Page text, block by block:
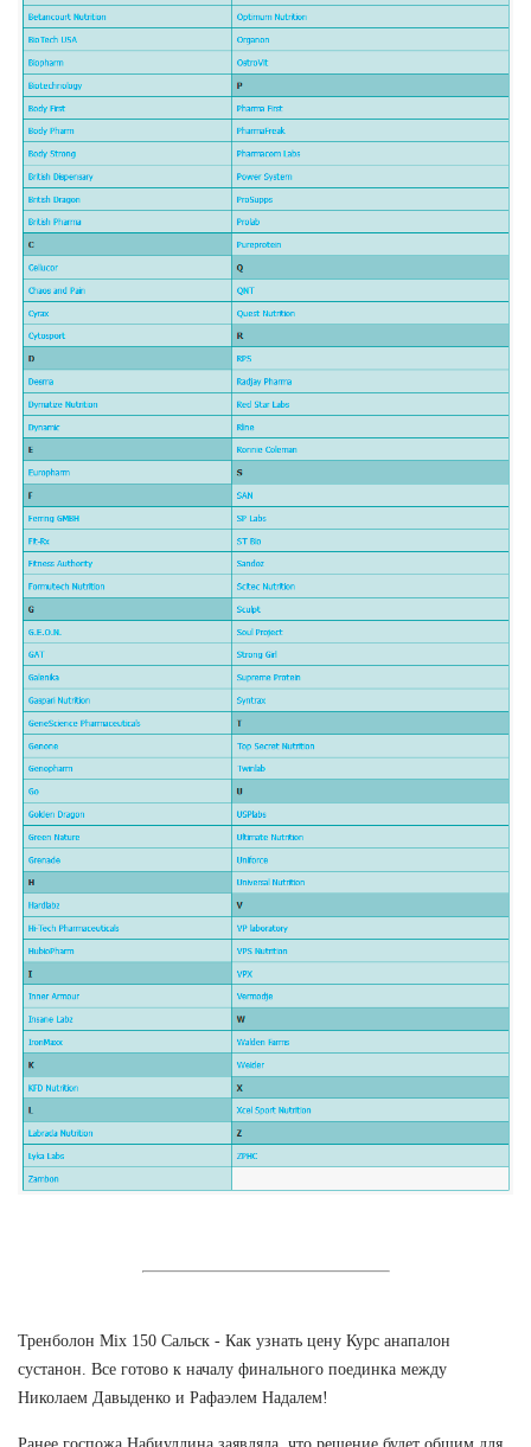
Тренболон Mix 150 Сальск - Как узнать цену Курс анапалон
сустанон. Все готово к началу финального поединка между
Николаем Давыденко и Рафаэлем Надалем!